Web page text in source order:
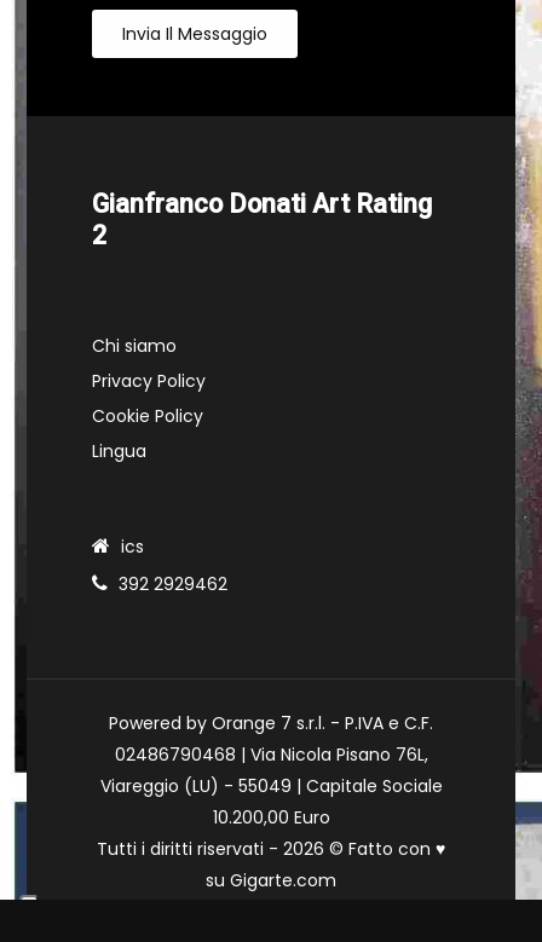
Invia Il Messaggio
Gianfranco Donati Art Rating
2
Chi siamo
Privacy Policy
Cookie Policy
Lingua
ics
392 2929462
Powered by Orange 7 s.r.l. - P.IVA e C.F.
02486790468 | Via Nicola Pisano 76L,
Viareggio (LU) - 55049 | Capitale Sociale
10.200,00 Euro
Tutti i diritti riservati - 2026 © Fatto con ♥
su Gigarte.com